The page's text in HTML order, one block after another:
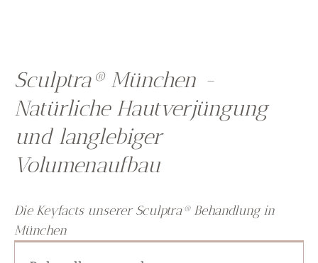
Sculptra® München -
Natürliche Hautverjüngung
und langlebiger
Volumenaufbau
Die Keyfacts unserer Sculptra® Behandlung in
München